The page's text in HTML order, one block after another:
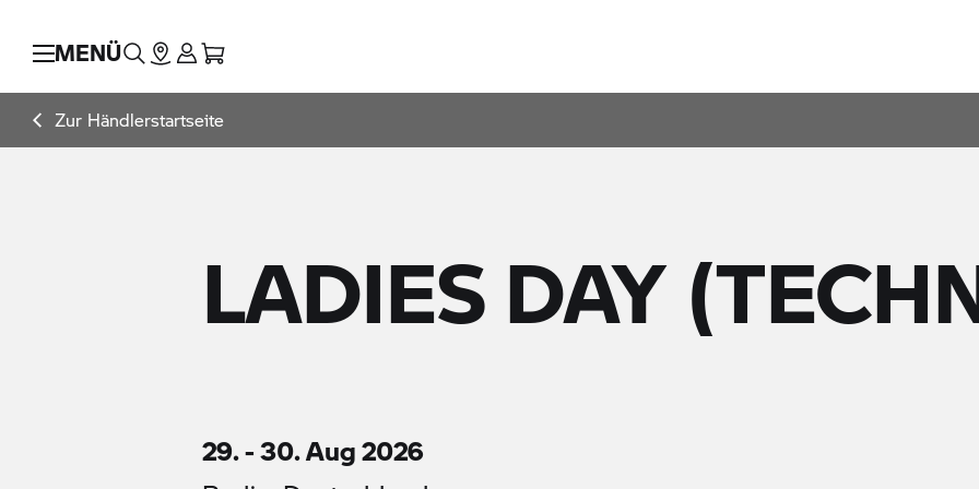
MENÜ
Zur Händlerstartseite
LADIES DAY
29. - 30. Aug 2026